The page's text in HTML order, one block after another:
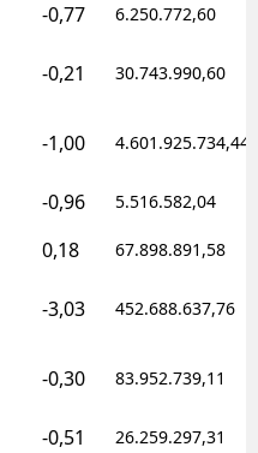
-0,77 6.250.772,60
-0,21 30.743.990,60
-1,00 4.601.925.734,44
-0,96 5.516.582,04
0,18 67.898.891,58
-3,03 452.688.637,76
-0,30 83.952.739,11
-0,51 26.259.297,31